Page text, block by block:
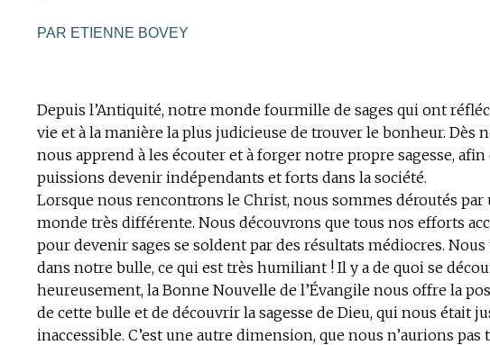
PAR ETIENNE BOVEY
Depuis l’Antiquité, notre monde fourmille de sages qui ont
vie et à la manière la plus judicieuse de trouver le bonheur. Dès
nous apprend à les écouter et à forger notre propre sagesse, afin
puissions devenir indépendants et forts dans la société.
Lorsque nous rencontrons le Christ, nous sommes déroutés par
monde très différente. Nous découvrons que tous nos efforts
pour devenir sages se soldent par des résultats médiocres.
dans notre bulle, ce qui est très humiliant ! Il y a de quoi se
heureusement, la Bonne Nouvelle de l’Évangile nous offre la
de cette bulle et de découvrir la sagesse de Dieu, qui nous était
inaccessible. C’est une autre dimension, que nous n’aurions pas